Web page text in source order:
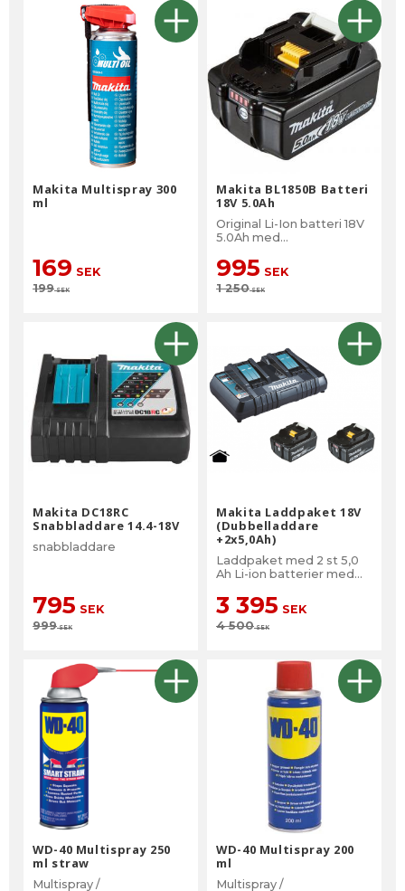
Makita Multispray 300
ml
169 SEK
199SEK
Makita BL1850B Batteri
18V 5.0Ah
Original Li-Ion batteri 18V
5.0Ah med
995 SEK
1 250SEK
Makita DC18RC
Snabbladdare 14.4-18V
snabbladdare
795 SEK
999SEK
Makita Laddpaket 18V
(Dubbelladdare
+2x5,0Ah)
Laddpaket med 2 st 5,0
Ah Li-ion batterier med
2portsladdare DC18RD
3 395 SEK
4 500SEK
WD-40 Multispray 250
ml straw
Multispray /
WD-40 Multispray 200
ml
Multispray /